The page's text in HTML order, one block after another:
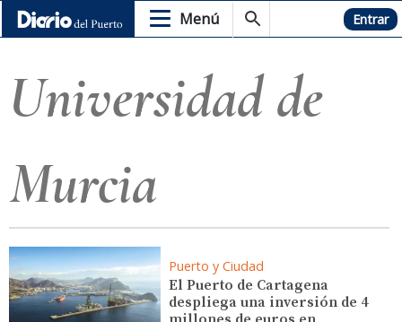
Menú Hemeroteca Entrar
Universidad de
Murcia
Puerto y Ciudad
El Puerto de Cartagena
despliega una inversión de 4